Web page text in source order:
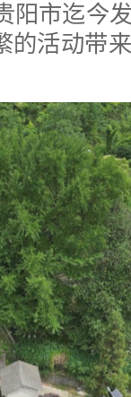
阳市迄今
的活动带